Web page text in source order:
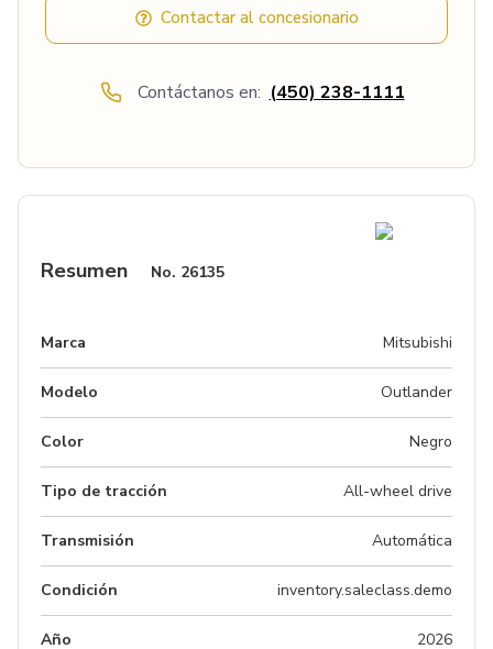
Contactar al concesionario
Contáctanos en: (450) 238-1111
Resumen No. 26135
Marca Mitsubishi
Modelo Outlander
Color Negro
Tipo de tracción All-wheel drive
Transmisión Automática
Condición inventory.saleclass.demo
Año 2026